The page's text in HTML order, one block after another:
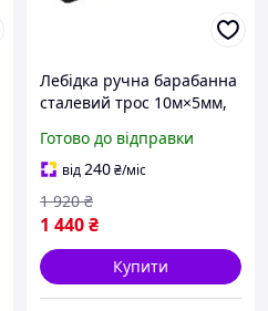
Лебідка ручна барабанна
сталевий трос 10м×5мм,
Baumar - Завжди Вчасно
Готово до відправки
від240₴/міс
1 440₴
1 920 ₴
Купити